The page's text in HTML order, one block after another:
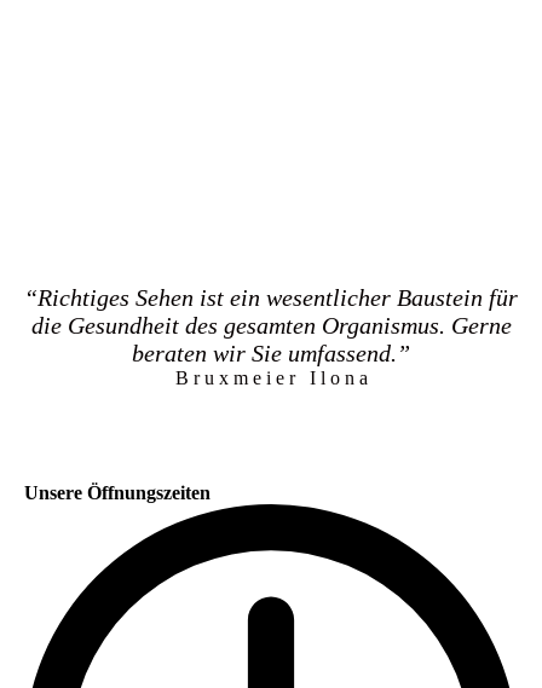
“Richtiges Sehen ist ein wesentlicher Baustein für
die Gesundheit des gesamten Organismus. Gerne
beraten wir Sie umfassend.”
B r u x m e i e r I l o n a
Unsere Öffnungszeiten